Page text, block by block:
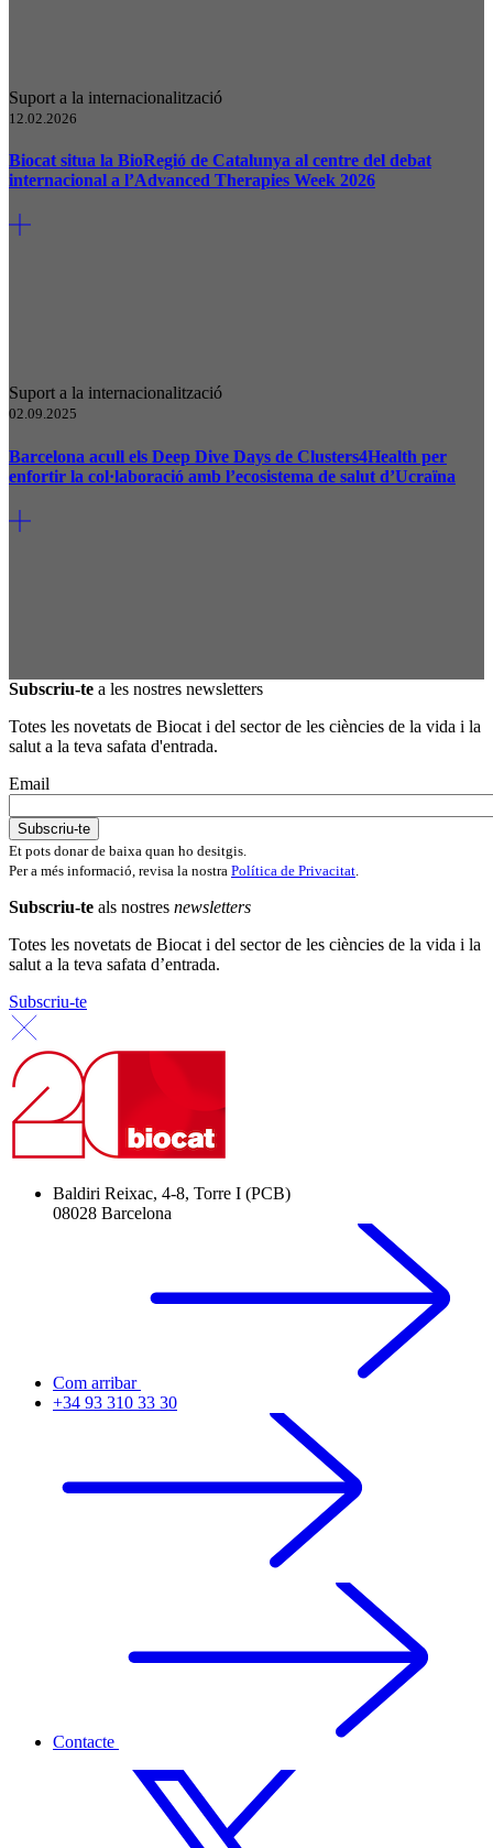
Suport a la internacionalització
12.02.2026
Biocat situa la BioRegió de Catalunya al centre del debat
internacional a l’Advanced Therapies Week 2026
Suport a la internacionalització
02.09.2025
Barcelona acull els Deep Dive Days de Clusters4Health per
enfortir la col·laboració amb l’ecosistema de salut d’Ucraïna
Subscriu-te a les nostres newsletters
Totes les novetats de Biocat i del sector de les ciències de la vida i la
salut a la teva safata d'entrada.
Email
Et pots donar de baixa quan ho desitgis.
Per a més informació, revisa la nostra Política de Privacitat
Subscriu-te als nostres newsletters
Totes les novetats de Biocat i del sector de les ciències de la vida i la
salut a la teva safata d’entrada.
Subscriu-te
Baldiri Reixac, 4-8, Torre I (PCB)
08028 Barcelona
Com arribar
+34 93 310 33 30
Contacte